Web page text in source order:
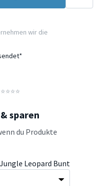
wir die
sparen
du Produkte
Leopard Bunt